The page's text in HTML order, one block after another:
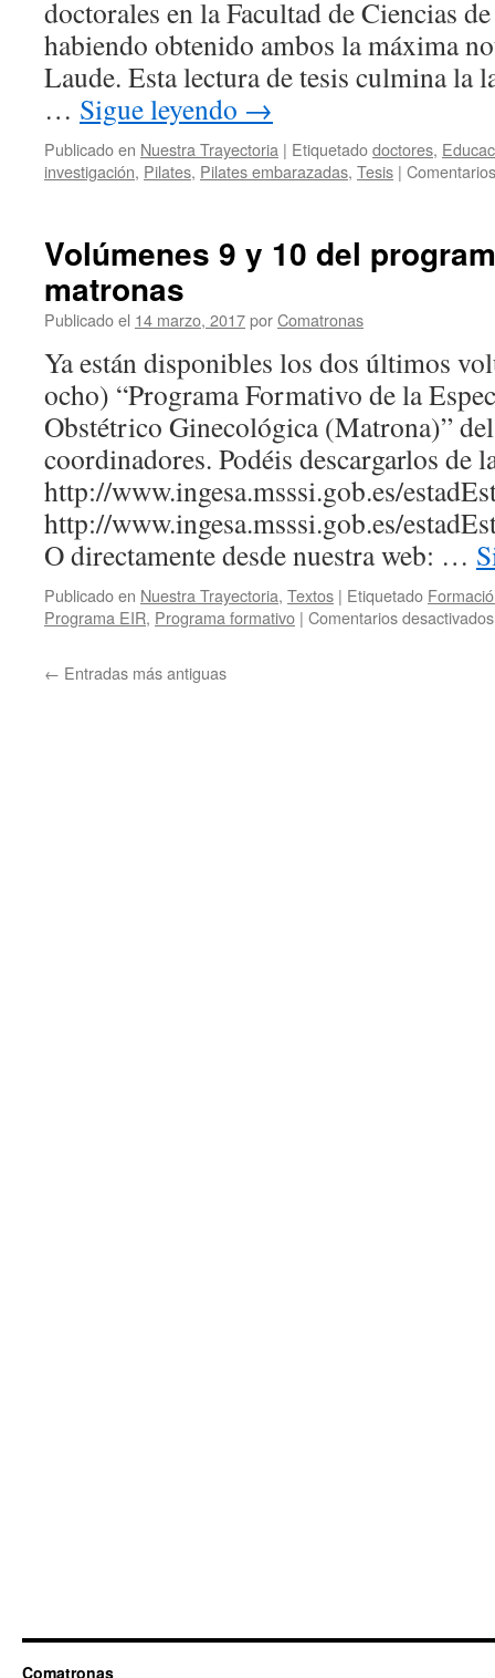
doctorales en la Facultad de Ciencias
habiendo obtenido ambos la máxima
Laude. Esta lectura de tesis culmina la
… Sigue leyendo →
Publicado en Nuestra Trayectoria | Etiquetadodoctores,
investigación, Pilates, Pilates embarazadas, Tesis |
Volúmenes 9 y 10 del
matronas
Publicado el 14 marzo, 2017porComatronas
Ya están disponibles los dos últimos
ocho) “Programa Formativo de la
Obstétrico Ginecológica (Matrona)”
coordinadores. Podéis descargarlos de
http://www.ingesa.msssi.gob.es/
http://www.ingesa.msssi.gob.es/
O directamente desde nuestra web: …
Publicado en Nuestra Trayectoria, Textos | Etiquetado
Programa EIR, Programa formativo | Comentarios desactivados
← Entradas más antiguas
Comatronas